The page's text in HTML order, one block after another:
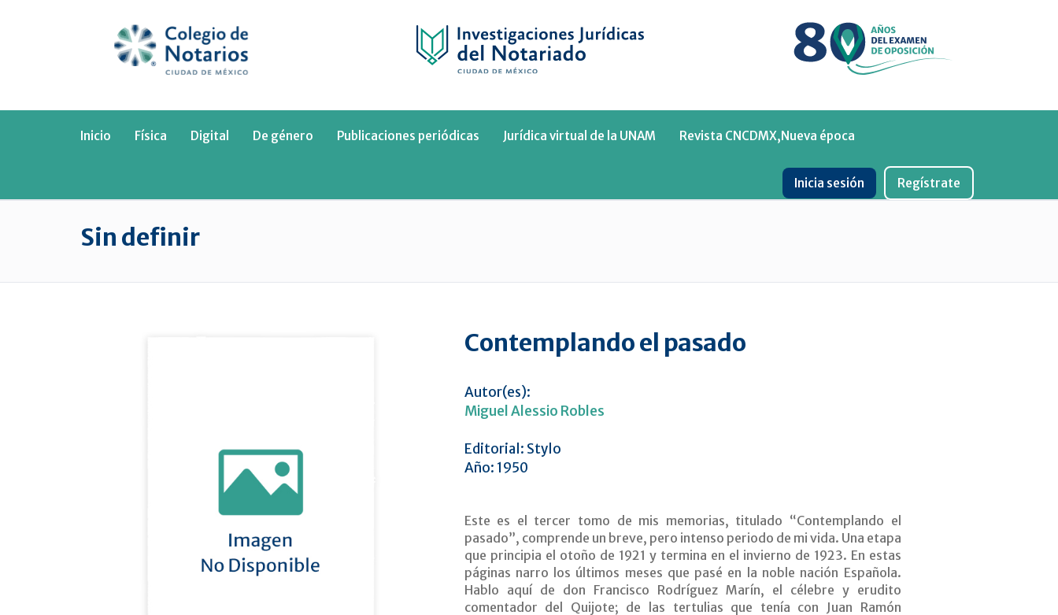
Inicio Física Digital De género Publicaciones periódicas Jurídica virtual de la UNAM Revista CNCDMX,Nueva época
Inicia sesión Regístrate
Sin definir
Contemplando el pasado
Autor(es):
Miguel Alessio Robles
Editorial: Stylo
Año: 1950
Este es el tercer tomo de mis memorias, titulado “Contemplando el
pasado”, comprende un breve, pero intenso periodo de mi vida. Una etapa
que principia el otoño de 1921 y termina en el invierno de 1923. En estas
páginas narro los últimos meses que pasé en la noble nación Española.
Hablo aquí de don Francisco Rodríguez Marín, el célebre y erudito
comentador del Quijote; de las tertulias que tenía con Juan Ramón